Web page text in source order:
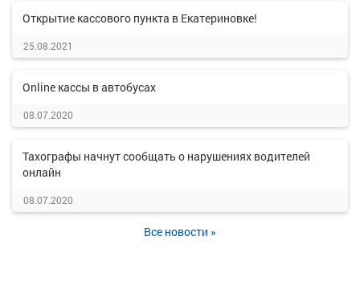
Открытие кассового пункта в Екатериновке!
25.08.2021
Online кассы в автобусах
08.07.2020
Тахографы начнут сообщать о нарушениях водителей
онлайн
08.07.2020
Все новости »